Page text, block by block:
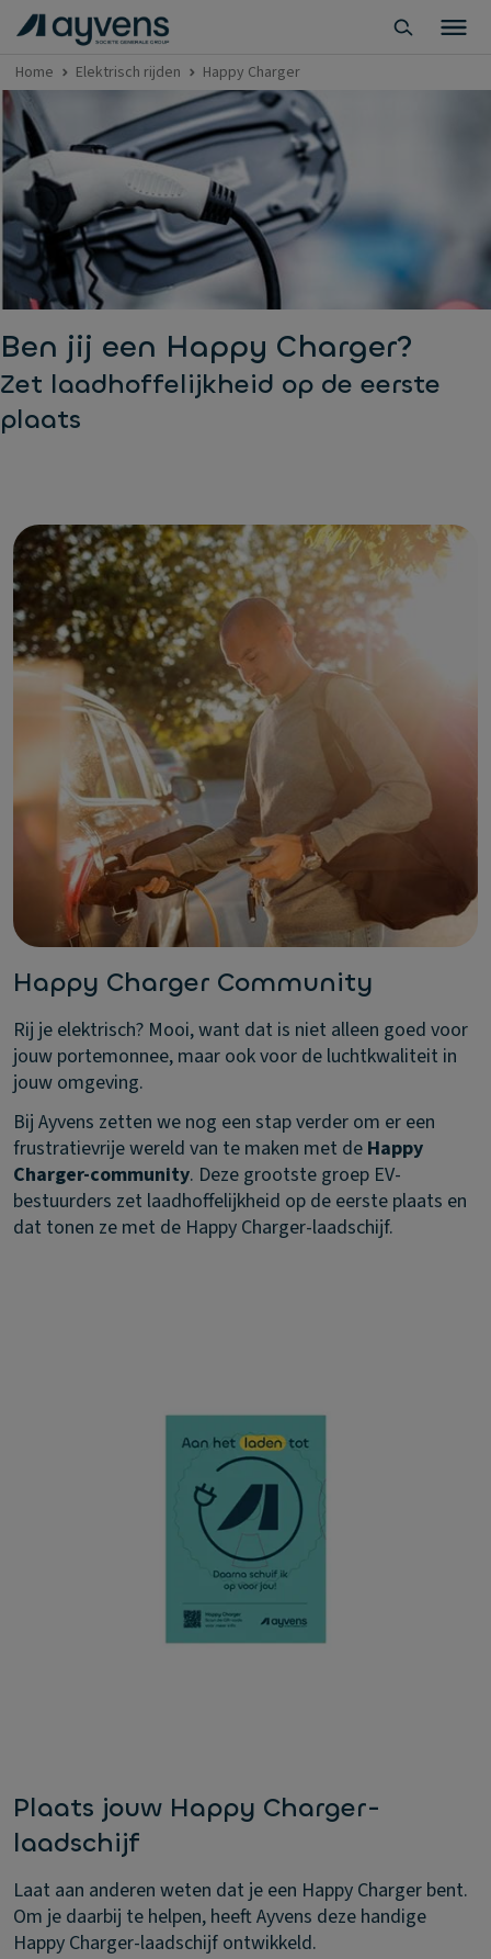
Home Elektrisch rijden Happy Charger
Ben jij een Happy Charger?
Zet laadhoffelijkheid op de eerste
plaats
Happy Charger Community
Rij je elektrisch? Mooi, want dat is niet alleen goed voor
jouw portemonnee, maar ook voor de luchtkwaliteit in
jouw omgeving.
Bij Ayvens zetten we nog een stap verder om er een
frustratievrije wereld van te maken met de Happy
Charger-community. Deze grootste groep EV-
bestuurders zet laadhoffelijkheid op de eerste plaats en
dat tonen ze met de Happy Charger-laadschijf.
Plaats jouw Happy Charger-
laadschijf
Laat aan anderen weten dat je een Happy Charger bent.
Om je daarbij te helpen, heeft Ayvens deze handige
Happy Charger-laadschijf ontwikkeld.